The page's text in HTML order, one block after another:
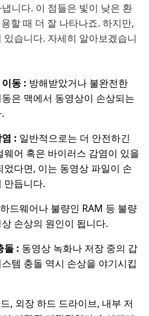
니다. 이 점들은 빛이 낮은 환
할 때 더 잘 나타나죠. 하지만,
습니다. 자세히 알아보겠습니
동 : 방해받았거나 불완전한
은 맥에서 동영상이 손상되는
: 일반적으로는 더 안전하긴
어 혹은 바이러스 감염이 있을
다면, 이는 동영상 파일이 손
만듭니다.
드웨어나 불량인 RAM 등 불량
손상의 원인이 됩니다.
돌 : 동영상 녹화나 저장 중의 갑
템 충돌 역시 손상을 야기시킵
, 외장 하드 드라이브, 내부 저